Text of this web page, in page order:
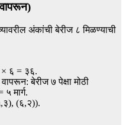
अंकांची बेरीज ८ मिळण्याची
× ६ = ३६.
बेरीज ७ पेक्षा मोठी
मार्ग.
(६,२)).